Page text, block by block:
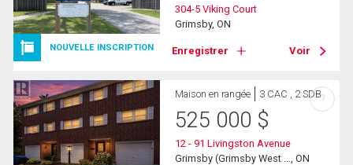
NOUVELLE INSCRIPTION
304-5 Viking Court
Grimsby, ON
Enregistrer Voir
Maison en rangée 3 CAC , 2 SDB
525 000 $
12 - 91 Livingston Avenue
Grimsby (Grimsby West ..., ON
?